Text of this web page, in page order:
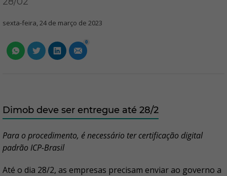
sexta-feira, 24 de março de 2023
0
Dimob deve ser entregue até 28/2
Para o procedimento, é necessário ter certificação digital
padrão ICP-Brasil
Até o dia 28/2, as empresas precisam enviar ao governo a